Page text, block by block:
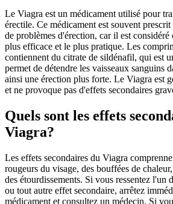
Le Viagra est un médicament utilisé pour
érectile. Ce médicament est souvent
de problèmes d'érection, car il est
plus efficace et le plus pratique. Les
contiennent du citrate de sildénafil, qui est
permet de détendre les vaisseaux sanguins
ainsi une érection plus forte. Le Viagra est
et ne provoque pas d'effets secondaires
Quels sont les effets
Viagra?
Les effets secondaires du Viagra
rougeurs du visage, des bouffées de
des étourdissements. Si vous ressentez l'un
ou tout autre effet secondaire, arrêtez
médicament et consultez un médecin. Si